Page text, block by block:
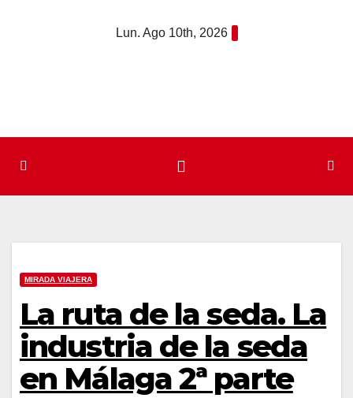
Lun. Ago 10th, 2026
MIRADA VIAJERA
La ruta de la seda. La
industria de la seda
en Málaga 2ª parte